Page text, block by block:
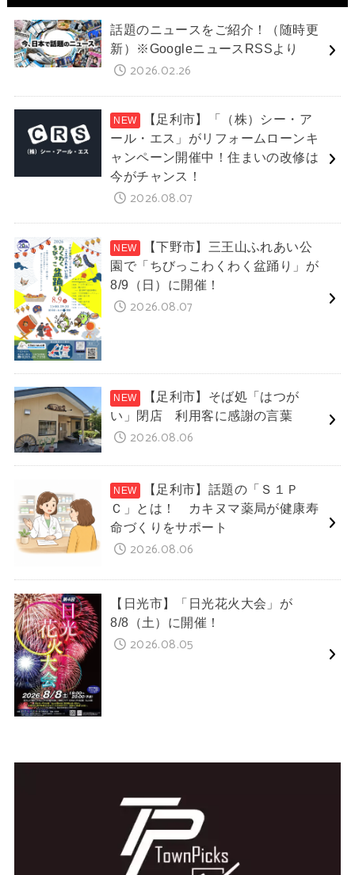
話題のニュースをご紹介！（随時更
新）※GoogleニュースRSSより
2026.02.26
【足利市】「（株）シー・ア
ール・エス」がリフォームローンキ
ャンペーン開催中！住まいの改修は
今がチャンス！
2026.08.07
【下野市】三王山ふれあい公
園で「ちびっこわくわく盆踊り」が
8/9（日）に開催！
2026.08.07
【足利市】そば処「はつが
い」閉店 利用客に感謝の言葉
2026.08.06
【足利市】話題の「Ｓ１Ｐ
Ｃ」とは！ カキヌマ薬局が健康寿
命づくりをサポート
2026.08.06
【日光市】「日光花火大会」が
8/8（土）に開催！
2026.08.05